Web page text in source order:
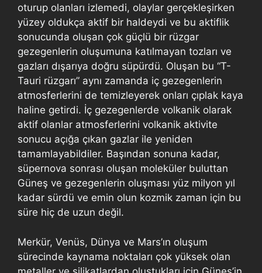
oturup olanları izlemedi, olaylar gerçekleşirken
yüzey oldukça aktif bir haldeydi ve bu aktiflik
sonucunda oluşan çok güçlü bir rüzgar
gezegenlerin oluşumuna katılmayan tozları ve
gazları dışarıya doğru süpürdü. Oluşan bu “T-
Tauri rüzgarı” aynı zamanda iç gezegenlerin
atmosferlerini de temizleyerek onları çıplak kaya
haline getirdi. İç gezegenlerde volkanik olarak
aktif olanlar atmosferlerini volkanik aktivite
sonucu açığa çıkan gazlar ile yeniden
tamamlayabildiler. Başından sonuna kadar,
süpernova sonrası oluşan moleküler buluttan
Güneş ve gezegenlerin oluşması yüz milyon yıl
kadar sürdü ve emin olun kozmik zaman için bu
süre hiç de uzun değil.
Merkür, Venüs, Dünya ve Mars’ın oluşum
sürecinde kaynama noktaları çok yüksek olan